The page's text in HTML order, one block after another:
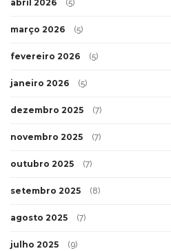
abril 2026 (5)
março 2026 (5)
fevereiro 2026 (5)
janeiro 2026 (5)
dezembro 2025 (7)
novembro 2025 (7)
outubro 2025 (7)
setembro 2025 (8)
agosto 2025 (7)
julho 2025 (9)